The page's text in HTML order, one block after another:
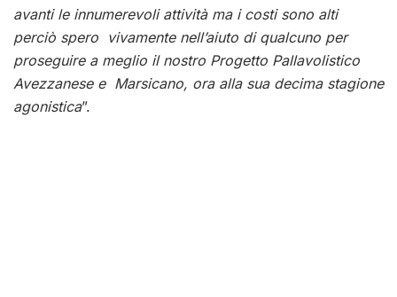
avanti le innumerevoli attività ma i costi sono alti
perciò spero vivamente nell’aiuto di qualcuno per
proseguire a meglio il nostro Progetto Pallavolistico
Avezzanese e Marsicano, ora alla sua decima stagione
agonistica”.